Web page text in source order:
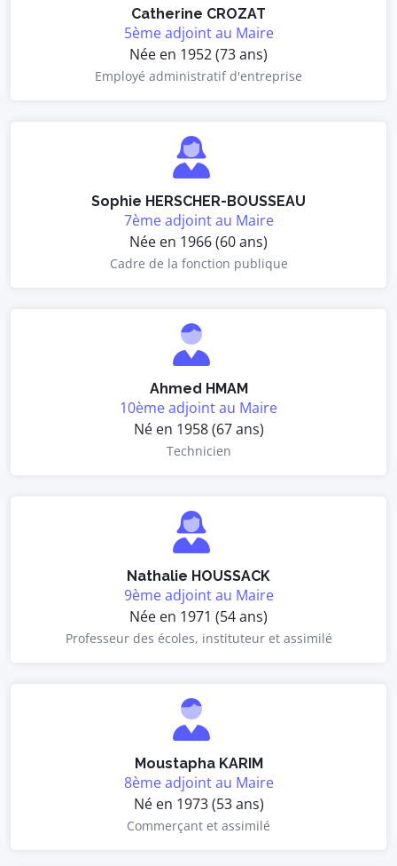
Catherine CROZAT
5ème adjoint au Maire
Née en 1952 (73 ans)
Employé administratif d'entreprise
Sophie HERSCHER-BOUSSEAU
7ème adjoint au Maire
Née en 1966 (60 ans)
Cadre de la fonction publique
Ahmed HMAM
10ème adjoint au Maire
Né en 1958 (67 ans)
Technicien
Nathalie HOUSSACK
9ème adjoint au Maire
Née en 1971 (54 ans)
Professeur des écoles, instituteur et assimilé
Moustapha KARIM
8ème adjoint au Maire
Né en 1973 (53 ans)
Commerçant et assimilé